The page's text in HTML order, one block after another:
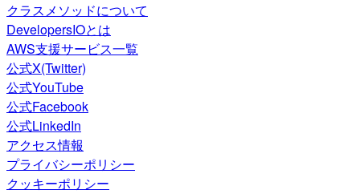
クラスメソッドについて
DevelopersIOとは
AWS支援サービス一覧
公式X(Twitter)
公式YouTube
公式Facebook
公式LinkedIn
アクセス情報
プライバシーポリシー
クッキーポリシー